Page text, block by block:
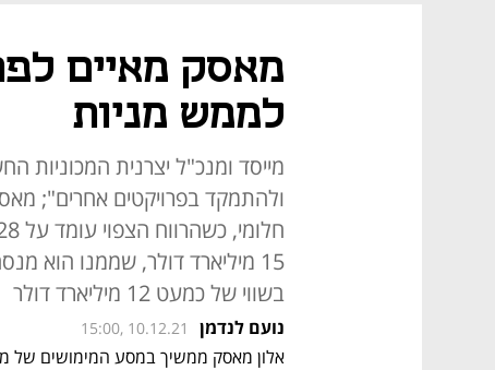
מאסק מאיים
לממש מניות
מייסד ומנכ"ל יצרנית המכוניות
ולהתמקד בפרויקטים אחרים";
15 מיליארד דולר, שממנו הוא
בשווי של כמעט 12 מיליארד דולר
נועם לנדמן 15:00, 10.12.21